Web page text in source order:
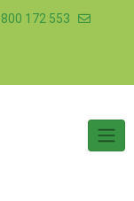
800 172 553